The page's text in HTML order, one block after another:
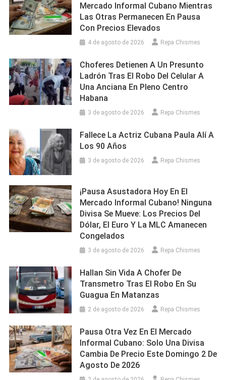
Mercado Informal Cubano Mientras
Las Otras Permanecen En Pausa
Con Precios Elevados
4 de agosto de 2026 Repa Chismes
Choferes Detienen A Un Presunto
Ladrón Tras El Robo Del Celular A
Una Anciana En Pleno Centro
Habana
3 de agosto de 2026 Repa Chismes
Fallece La Actriz Cubana Paula Alí A
Los 90 Años
3 de agosto de 2026 Repa Chismes
¡Pausa Asustadora Hoy En El
Mercado Informal Cubano! Ninguna
Divisa Se Mueve: Los Precios Del
Dólar, El Euro Y La MLC Amanecen
Congelados
3 de agosto de 2026 Repa Chismes
Hallan Sin Vida A Chofer De
Transmetro Tras El Robo En Su
Guagua En Matanzas
2 de agosto de 2026 Repa Chismes
Pausa Otra Vez En El Mercado
Informal Cubano: Solo Una Divisa
Cambia De Precio Este Domingo 2 De
Agosto De 2026